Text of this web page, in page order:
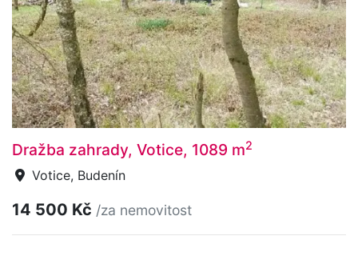
Dražba zahrady, Votice, 1089 m2
Votice, Budenín
14 500 Kč /za nemovitost